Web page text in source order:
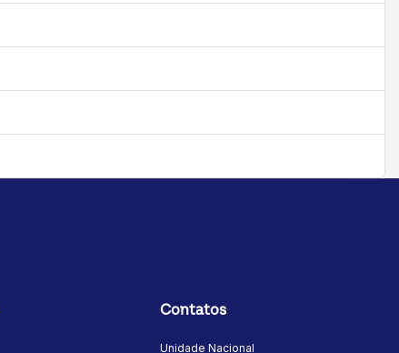
Contatos
Unidade Nacional